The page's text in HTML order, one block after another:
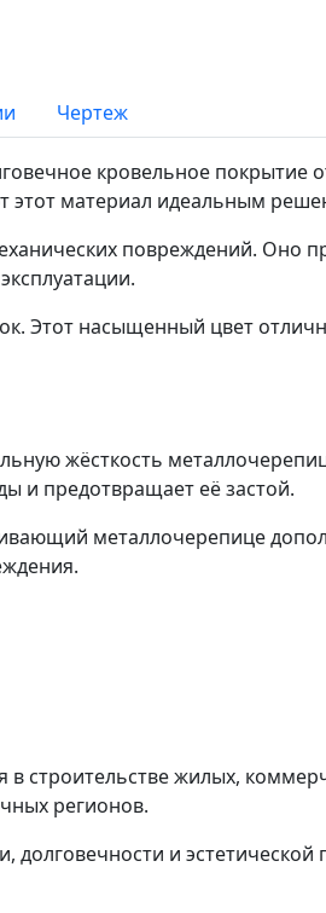
Чертеж
кровельное
этот материал идеальным
повреждений. Оно
Этот насыщенный цвет
жёсткость
и предотвращает её застой.
металлочерепице
в строительстве жилых,
регионов.
и эстетической